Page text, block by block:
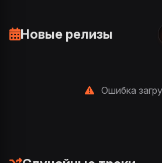
Новые релизы
Ошибка